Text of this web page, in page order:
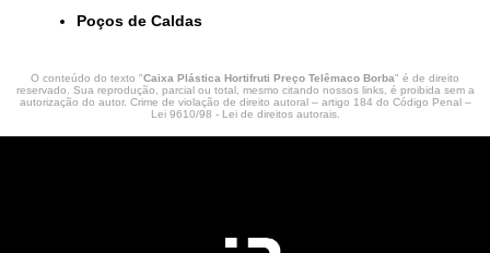
Poços de Caldas
O conteúdo do texto "Caixa Plástica Hortifruti Preço Telêmaco Borba" é de direito
reservado. Sua reprodução, parcial ou total, mesmo citando nossos links, é proibida sem a
autorização do autor. Crime de violação de direito autoral – artigo 184 do Código Penal –
Lei 9610/98 - Lei de direitos autorais.